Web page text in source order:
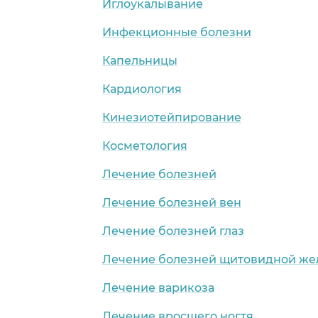
Иглоукалывание
Инфекционные болезни
Капельницы
Кардиология
Кинезиотейпирование
Косметология
Лечение болезней
Лечение болезней вен
Лечение болезней глаз
Лечение болезней щитовидной
Лечение варикоза